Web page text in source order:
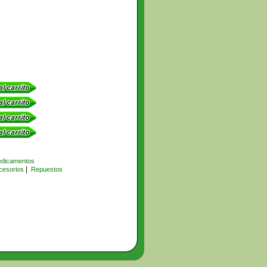
Repuestos